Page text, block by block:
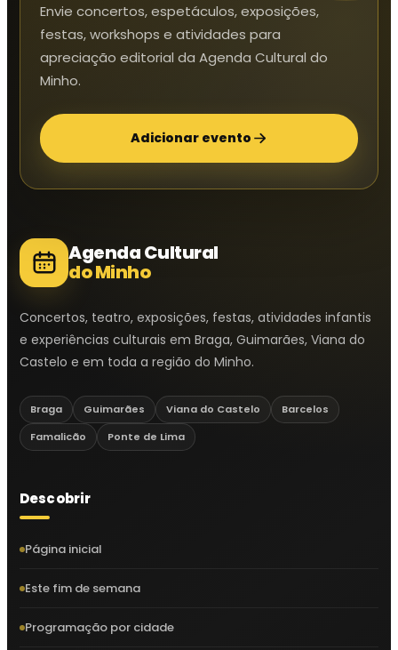
Envie concertos, espetáculos, exposições,
festas, workshops e atividades para
apreciação editorial da Agenda Cultural do
Minho.
Adicionar evento
Agenda Cultural
do Minho
Concertos, teatro, exposições, festas, atividades infantis
e experiências culturais em Braga, Guimarães, Viana do
Castelo e em toda a região do Minho.
Braga Guimarães Viana do Castelo
Barcelos
Famalicão
Ponte de Lima
Descobrir
Página inicial
Este fim de semana
Programação por cidade